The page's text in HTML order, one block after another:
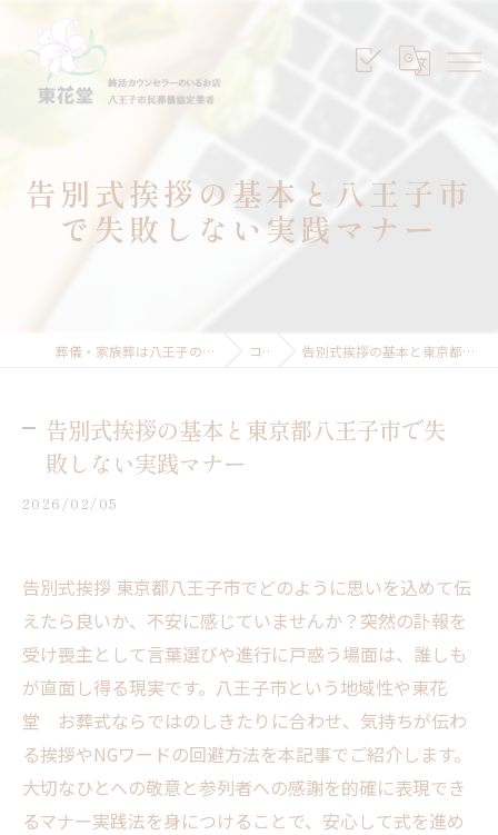
告別式挨拶の基本と八王子市
で失敗しない実践マナー
葬儀・家族葬は八王子のセレモニープランニング東花堂 コラム 告別式挨拶の基本と東京都八王子市で失敗しない実践マナー
告別式挨拶の基本と東京都八王子市で失
敗しない実践マナー
2026/02/05
告別式挨拶 東京都八王子市でどのように思いを込めて伝
えたら良いか、不安に感じていませんか？突然の訃報を
受け喪主として言葉選びや進行に戸惑う場面は、誰しも
が直面し得る現実です。八王子市という地域性や東花
堂 お葬式ならではのしきたりに合わせ、気持ちが伝わ
る挨拶やNGワードの回避方法を本記事でご紹介します。
大切なひとへの敬意と参列者への感謝を的確に表現でき
るマナー実践法を身につけることで、安心して式を進め